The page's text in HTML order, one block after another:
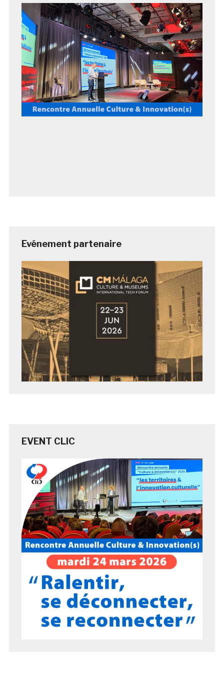
Evénement partenaire
EVENT CLIC